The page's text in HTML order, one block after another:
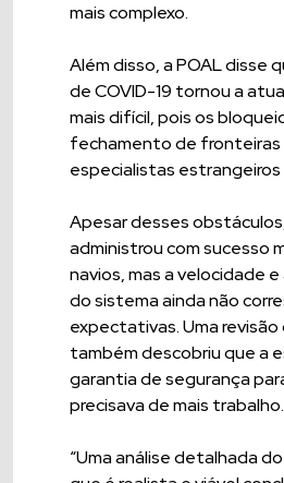
mais complexo.
Além disso, a POAL disse
de COVID-19 tornou a
mais difícil, pois os
fechamento de fronteiras
especialistas estrangeiros
Apesar desses
administrou com sucesso
navios, mas a velocidade
do sistema ainda não
expectativas. Uma
também descobriu que a
garantia de segurança
precisava de mais trabalho.
“Uma análise detalhada